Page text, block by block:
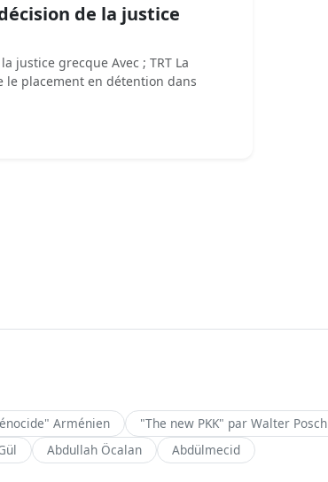
de la justice
justice grecque Avec ; TRT La
placement en détention dans
Arménien
"The new PKK" par Walter Posch
Abdullah Öcalan Abdülmecid